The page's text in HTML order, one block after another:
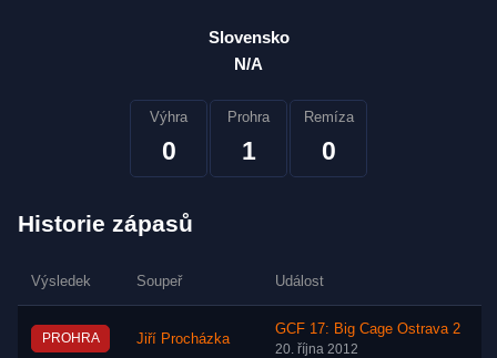
Slovensko
N/A
Výhra
0
Prohra
1
Remíza
0
Historie zápasů
Výsledek Soupeř Událost
PROHRA Jiří Procházka
GCF 17: Big Cage Ostrava 2
20. října 2012